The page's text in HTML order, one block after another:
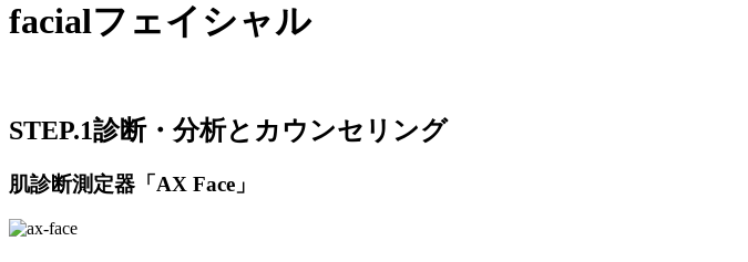
facialフェイシャル
STEP.1診断・分析とカウンセリング
肌診断測定器「AX Face」